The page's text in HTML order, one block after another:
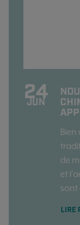
24
JUN
Bien
de
et
sont
LIRE